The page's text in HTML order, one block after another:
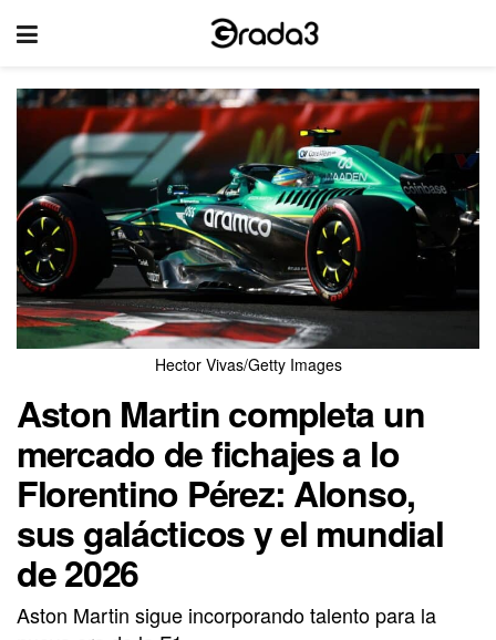
Hector Vivas/Getty Images
Aston Martin completa un
mercado de fichajes a lo
Florentino Pérez: Alonso,
sus galácticos y el mundial
de 2026
Aston Martin sigue incorporando talento para la